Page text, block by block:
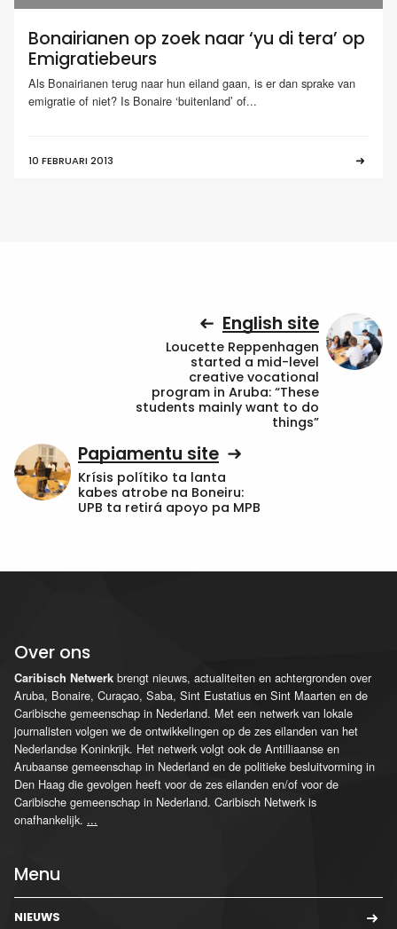
Bonairianen op zoek naar ‘yu di tera’ op
Emigratiebeurs
Als Bonairianen terug naar hun eiland gaan, is er dan sprake van
emigratie of niet? Is Bonaire ‘buitenland’ of...
10 FEBRUARI 2013
English site
Loucette Reppenhagen
started a mid-level
creative vocational
program in Aruba: “These
students mainly want to do
things”
Papiamentu site
Krísis polítiko ta lanta
kabes atrobe na Boneiru:
UPB ta retirá apoyo pa MPB
Over ons
Caribisch Netwerk brengt nieuws, actualiteiten en achtergronden over
Aruba, Bonaire, Curaçao, Saba, Sint Eustatius en Sint Maarten en de
Caribische gemeenschap in Nederland. Met een netwerk van lokale
journalisten volgen we de ontwikkelingen op de zes eilanden van het
Nederlandse Koninkrijk. Het netwerk volgt ook de Antilliaanse en
Arubaanse gemeenschap in Nederland en de politieke besluitvorming in
Den Haag die gevolgen heeft voor de zes eilanden en/of voor de
Caribische gemeenschap in Nederland. Caribisch Netwerk is
onafhankelijk. ...
Menu
NIEUWS